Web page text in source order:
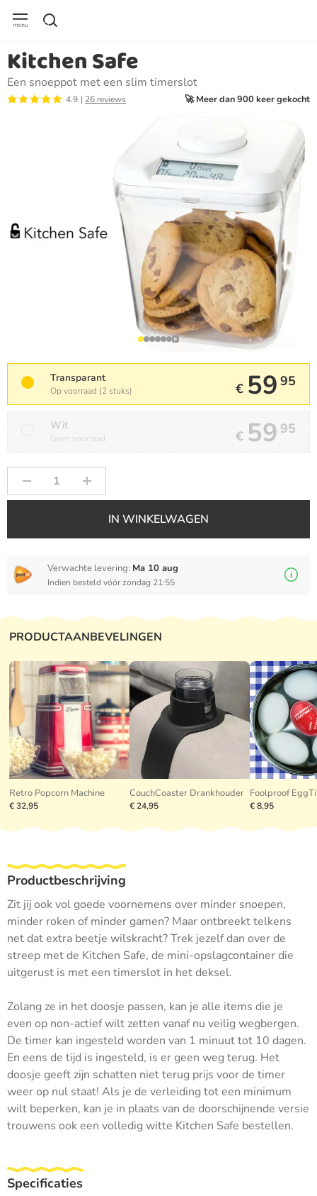
PRODUCTAANBEVELINGEN
Retro Popcorn Machine
€ 32,95
CouchCoaster Drankhouder
€ 24,95
Foolproof
€ 8,95
Kitchen Safe
Een snoeppot met een slim timerslot
4.9 26 reviews 🚀 Meer dan 900 keer gekocht
Transparant
Op voorraad (2 stuks) € 59 95
Wit
Geen voorraad € 59 95
IN WINKELWAGEN
Verwachte levering: Ma 10 aug
Indien besteld vóór zondag 21:55
Productbeschrijving
Zit jij ook vol goede voornemens over minder snoepen,
minder roken of minder gamen? Maar ontbreekt telkens
net dat extra beetje wilskracht? Trek jezelf dan over de
streep met de Kitchen Safe, de mini-opslagcontainer die
uitgerust is met een timerslot in het deksel.
Zolang ze in het doosje passen, kan je alle items die je
even op non-actief wilt zetten vanaf nu veilig wegbergen.
De timer kan ingesteld worden van 1 minuut tot 10 dagen.
En eens de tijd is ingesteld, is er geen weg terug. Het
doosje geeft zijn schatten niet terug prijs voor de timer
weer op nul staat! Als je de verleiding tot een minimum
wilt beperken, kan je in plaats van de doorschijnende versie
trouwens ook een volledig witte Kitchen Safe bestellen.
Specificaties